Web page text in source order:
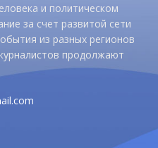
и политическом
за счет развитой сети
из разных регионов
продолжают